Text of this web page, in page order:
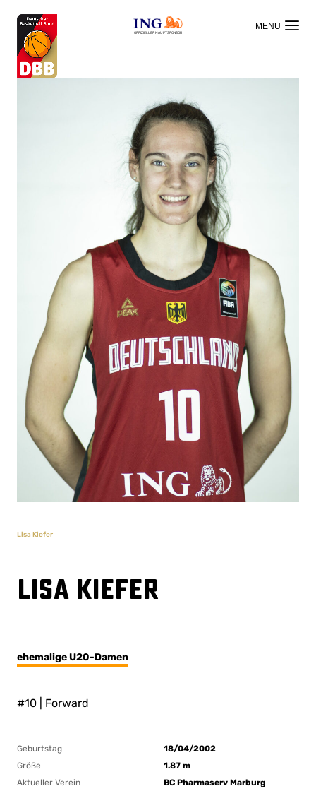
OFFIZIELLER HAUPTSPONSOR
Lisa Kiefer
Lisa Kiefer
ehemalige U20-Damen
#10 | Forward
Geburtstag
18/04/2002
Größe
1.87 m
Aktueller Verein
BC Pharmaserv Marburg